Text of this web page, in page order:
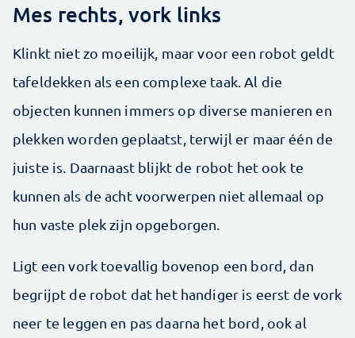
Mes rechts, vork links
Klinkt niet zo moeilijk, maar voor een robot geldt
tafeldekken als een complexe taak. Al die
objecten kunnen immers op diverse manieren en
plekken worden geplaatst, terwijl er maar één de
juiste is. Daarnaast blijkt de robot het ook te
kunnen als de acht voorwerpen niet allemaal op
hun vaste plek zijn opgeborgen.
Ligt een vork toevallig bovenop een bord, dan
begrijpt de robot dat het handiger is eerst de vork
neer te leggen en pas daarna het bord, ook al